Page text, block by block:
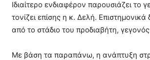
Ιδιαίτερο ενδιαφέρον παρουσιάζει
τονίζει επίσης η κ. Δελή.
από το στάδιο του προδιαβήτη,
Με βάση τα παραπάνω, η ανάπτυξη